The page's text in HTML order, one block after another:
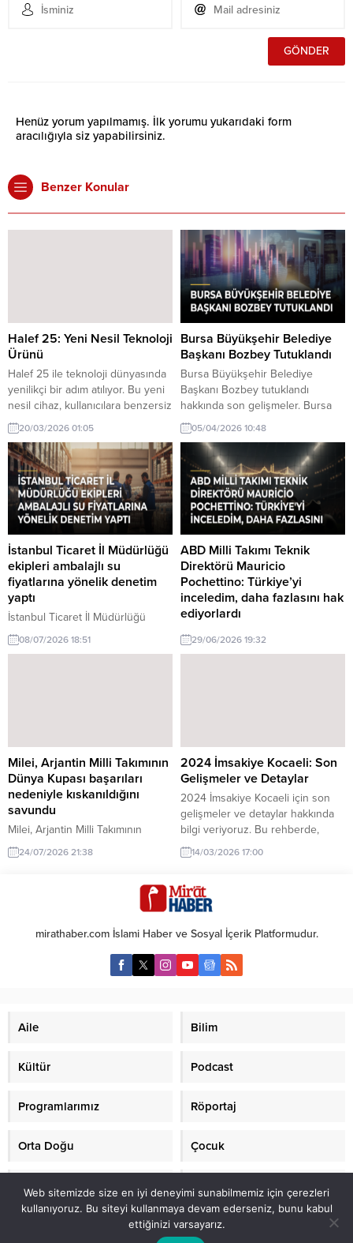
Henüz yorum yapılmamış. İlk yorumu yukarıdaki form
aracılığıyla siz yapabilirsiniz.
Benzer Konular
Halef 25: Yeni Nesil Teknoloji
Ürünü
Halef 25 ile teknoloji dünyasında
yenilikçi bir adım atılıyor. Bu yeni
nesil cihaz, kullanıcılara benzersiz
özellikler sunuyor.
20/03/2026 01:05
Bursa Büyükşehir Belediye
Başkanı Bozbey Tutuklandı
Bursa Büyükşehir Belediye
Başkanı Bozbey tutuklandı
hakkında son gelişmeler. Bursa
Büyükşehir Belediye Başkanı
Bozbey, gözaltına alındıktan sonra
tutuklandı. Bu gelişme, yerel
yönetimlerdeki siyasi atmosferi
etkileyebilir.
05/04/2026 10:48
İstanbul Ticaret İl Müdürlüğü
ekipleri ambalajlı su
fiyatlarına yönelik denetim
yaptı
İstanbul Ticaret İl Müdürlüğü
ekipleri ambalajlı su fiyatlarına
yönelik denetim yaptı hakkında
08/07/2026 18:51
ABD Milli Takımı Teknik
Direktörü Mauricio
Pochettino: Türkiye’yi
inceledim, daha fazlasını hak
ediyorlardı
ABD Milli Takımı Teknik Direktörü
Mauricio Pochettino, Türkiye'nin
29/06/2026 19:32
Milei, Arjantin Milli Takımının
Dünya Kupası başarıları
nedeniyle kıskanıldığını
savundu
Milei, Arjantin Milli Takımının
Dünya Kupası başarıları nedeniyle
kıskanıldığını savundu. Bu iddia,
24/07/2026 21:38
2024 İmsakiye Kocaeli: Son
Gelişmeler ve Detaylar
2024 İmsakiye Kocaeli için son
gelişmeler ve detaylar hakkında
bilgi veriyoruz. Bu rehberde,
imsakiye kontrolü için gerekli
adımları bulabilirsiniz.
14/03/2026 17:00
mirathaber.com İslami Haber ve Sosyal İçerik Platformudur.
Aile Bilim
Kültür Podcast
Programlarımız Röportaj
Orta Doğu Çocuk
Mirat TV Makaleler
2021 mirathaber.com, tüm hakları saklıdır.© Mirat Haber Anadolu Ajansı
Web sitemizde size en iyi deneyimi sunabilmemiz için çerezleri
kullanıyoruz. Bu siteyi kullanmaya devam ederseniz, bunu kabul
ettiğinizi varsayarız.